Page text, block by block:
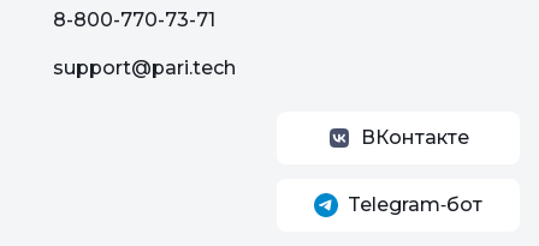
8-800-770-73-71
support@pari.tech
ВКонтакте
Telegram‑бот